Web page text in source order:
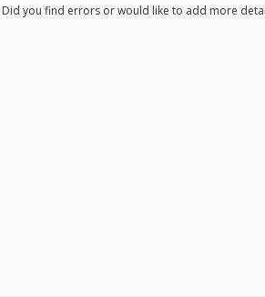
Did you find errors or would like to add more